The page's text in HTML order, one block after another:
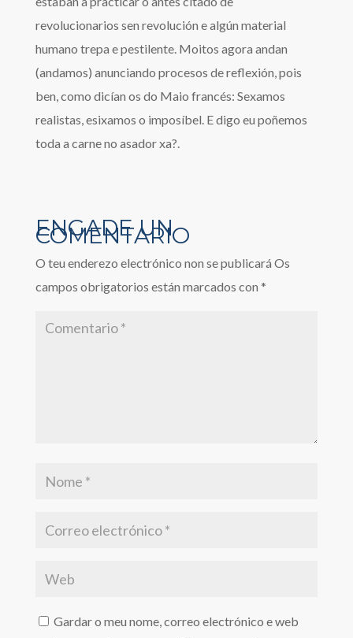
revolucionarios sen revolución e algún material
humano trepa e pestilente. Moitos agora andan
(andamos) anunciando procesos de reflexión, pois
ben, como dicían os do Maio francés: Sexamos
realistas, esixamos o imposíbel. E digo eu poñemos
toda a carne no asador xa?.
O teu enderezo electrónico non se publicará Os
campos obrigatorios están marcados con *
Gardar o meu nome, correo electrónico e web